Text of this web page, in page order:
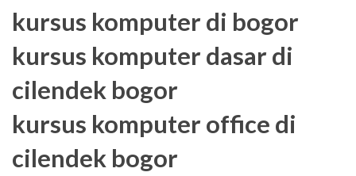
kursus komputer di bogor
kursus komputer dasar di
cilendek bogor
kursus komputer office di
cilendek bogor